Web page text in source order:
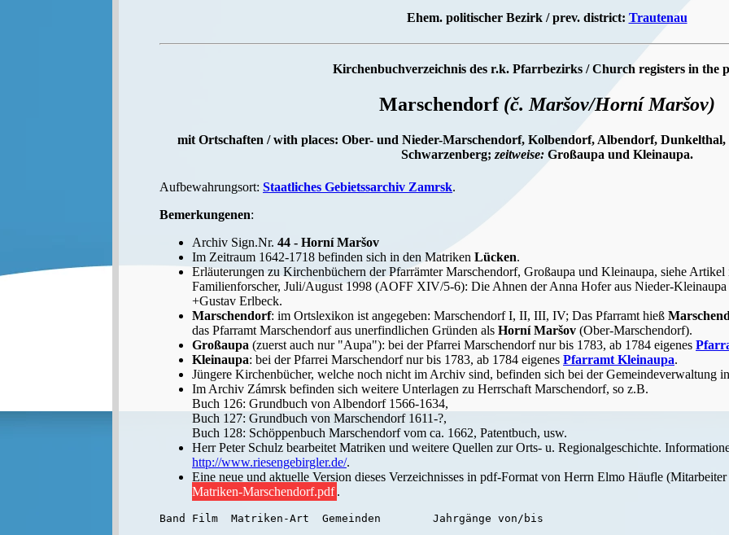
Ehem. politischer Bezirk / prev. district: Trautenau
Kirchenbuchverzeichnis des r.k. Pfarrbezirks / Church registers in the
Marschendorf (č. Maršov/Horní Maršov)
mit Ortschaften / with places: Ober- und Nieder-Marschendorf, Kolbendorf, Albendorf,
Schwarzenberg;zeitweise:Großaupa und Kleinaupa.
Aufbewahrungsort: Staatliches Gebietssarchiv Zamrsk.
Bemerkungenen:
Archiv Sign.Nr. 44 - Horní Maršov
Im Zeitraum 1642-1718 befinden sich in den Matriken Lücken.
Erläuterungen zu Kirchenbüchern der Pfarrämter Marschendorf, Großaupa und Kleinaupa, siehe
Familienforscher, Juli/August 1998 (AOFF XIV/5-6): Die Ahnen der Anna Hofer aus Nieder-
+Gustav Erlbeck.
Marschendorf: im Ortslexikon ist angegeben: Marschendorf I, II, III, IV; Das Pfarramt hieß
das Pfarramt Marschendorf aus unerfindlichen Gründen als Horní Maršov (Ober-Marschendorf).
Großaupa (zuerst auch nur "Aupa"): bei der Pfarrei Marschendorf nur bis 1783, ab 1784 eigenes
Kleinaupa: bei der Pfarrei Marschendorf nur bis 1783, ab 1784 eigenes Pfarramt Kleinaupa.
Jüngere Kirchenbücher, welche noch nicht im Archiv sind, befinden sich bei der Gemeindeverwaltung
Im Archiv Zámrsk befinden sich weitere Unterlagen zu Herrschaft Marschendorf, so z.B.
Buch 126: Grundbuch von Albendorf 1566-1634,
Buch 127: Grundbuch von Marschendorf 1611-?,
Buch 128: Schöppenbuch Marschendorf vom ca. 1662, Patentbuch, usw.
Herr Peter Schulz bearbeitet Matriken und weitere Quellen zur Orts- u. Regionalgeschichte.
http://www.riesengebirgler.de/.
Eine neue und aktuelle Version dieses Verzeichnisses in pdf-Format von Herrn Elmo Häufle
Matriken-Marschendorf.pdf .
Band Film  Matriken-Art  Gemeinden        Jahrgänge von/bis